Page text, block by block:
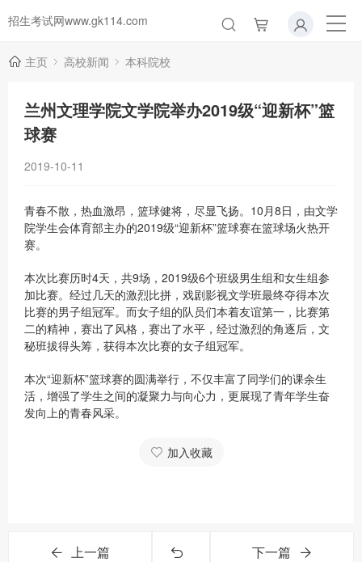
招生考试网www.gk114.com
主页 高校新闻 本科院校
兰州文理学院文学院举办2019级“迎新杯”篮
球赛
2019-10-11
青春不散，热血激昂，篮球健将，尽显飞扬。10月8日，由文学
院学生会体育部主办的2019级“迎新杯”篮球赛在篮球场火热开
赛。
本次比赛历时4天，共9场，2019级6个班级男生组和女生组参
加比赛。经过几天的激烈比拼，戏剧影视文学班最终夺得本次
比赛的男子组冠军。而女子组的队员们本着友谊第一，比赛第
二的精神，赛出了风格，赛出了水平，经过激烈的角逐后，文
秘班拔得头筹，获得本次比赛的女子组冠军。
本次“迎新杯”篮球赛的圆满举行，不仅丰富了同学们的课余生
活，增强了学生之间的凝聚力与向心力，更展现了青年学生奋
发向上的青春风采。
加入收藏
上一篇 下一篇